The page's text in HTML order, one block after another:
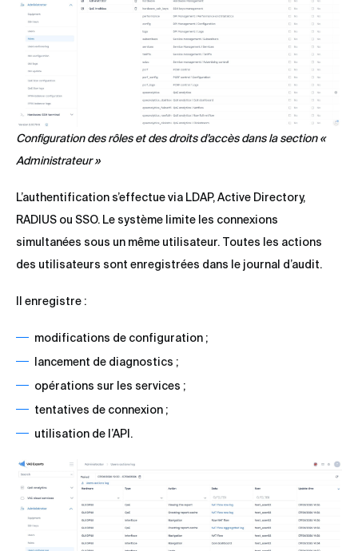
Configuration des rôles et des droits d’accès dans la section «
Administrateur »
L’authentification s’effectue via LDAP, Active Directory,
RADIUS ou SSO. Le système limite les connexions
simultanées sous un même utilisateur. Toutes les actions
des utilisateurs sont enregistrées dans le journal d’audit.
Il enregistre :
modifications de configuration ;
lancement de diagnostics ;
opérations sur les services ;
tentatives de connexion ;
utilisation de l’API.